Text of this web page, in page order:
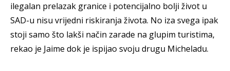
ilegalan prelazak granice i potencijalno bolji život u
SAD-u nisu vrijedni riskiranja života. No iza svega ipak
stoji samo što lakši način zarade na glupim turistima,
rekao je Jaime dok je ispijao svoju drugu Micheladu.